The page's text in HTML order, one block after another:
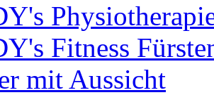
Fitness
mit Aussicht